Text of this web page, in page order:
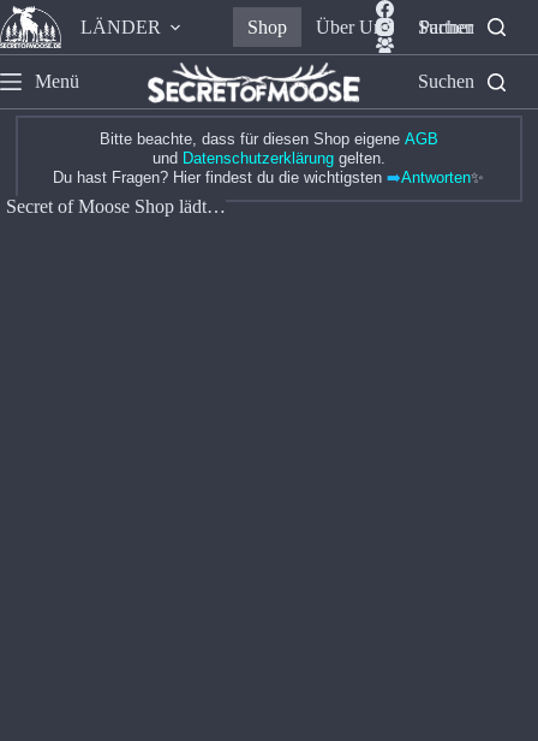
LÄNDER Shop Über Uns Partner
Suchen
Menü Suchen
Bitte beachte, dass für diesen Shop eigene AGB
und Datenschutzerklärunggelten.
Du hast Fragen? Hier findest du die wichtigsten➡️Antworten✨
Secret of Moose Shop lädt…